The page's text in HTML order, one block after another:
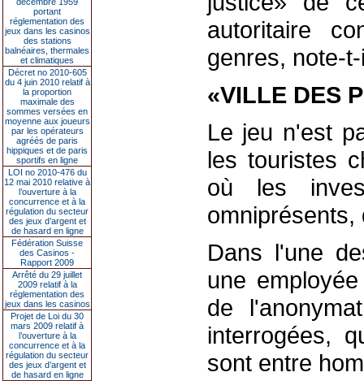
portant
réglementation des
jeux dans les casinos
des stations
balnéaires, thermales
et climatiques
Décret no 2010-605
du 4 juin 2010 relatif à
la proportion
maximale des
sommes versées en
moyenne aux joueurs
par les opérateurs
agréés de paris
hippiques et de paris
sportifs en ligne
LOI no 2010-476 du
12 mai 2010 relative à
l’ouverture à la
concurrence et à la
régulation du secteur
des jeux d’argent et
de hasard en ligne
Fédération Suisse
des Casinos -
Rapport 2009
Arrêté du 29 juillet
2009 relatif à la
réglementation des
jeux dans les casinos
Projet de Loi du 30
mars 2009 relatif à
l’ouverture à la
concurrence et à la
régulation du secteur
des jeux d’argent et
de hasard en ligne
autoritaire
genres, note-
«VILLE DES
Le jeu n'est
les touristes
où les
omniprésents,
Dans l'une
une
de
interrogées,
sont entre